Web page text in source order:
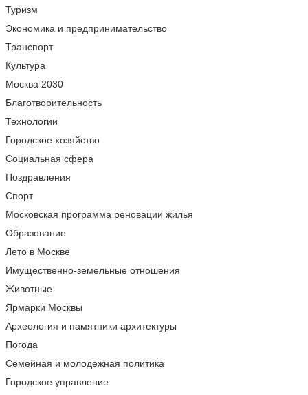
Туризм
Экономика и предпринимательство
Транспорт
Культура
Москва 2030
Благотворительность
Технологии
Городское хозяйство
Социальная сфера
Поздравления
Спорт
Московская программа реновации жилья
Образование
Лето в Москве
Имущественно-земельные отношения
Животные
Ярмарки Москвы
Археология и памятники архитектуры
Погода
Семейная и молодежная политика
Городское управление